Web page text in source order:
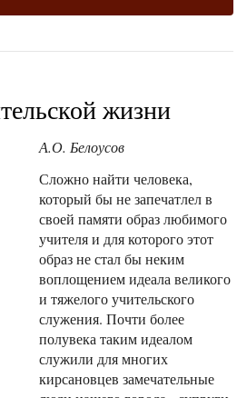
жизни
А.О. Белоусов
Сложно найти человека,
который бы не запечатлел в
своей памяти образ любимого
учителя и для которого этот
образ не стал бы неким
воплощением идеала великого
и тяжелого учительского
служения. Почти более
полувека таким идеалом
служили для многих
кирсановцев замечательные